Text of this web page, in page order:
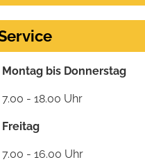
Montag bis Donnerstag
7.00 - 18.00 Uhr
Freitag
7.00 - 16.00 Uhr